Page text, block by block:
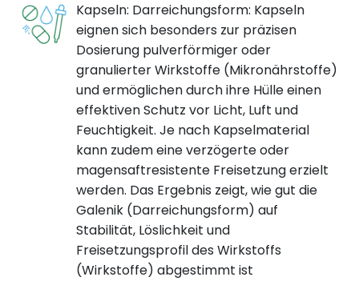
Kapseln: Darreichungsform: Kapseln
eignen sich besonders zur präzisen
Dosierung pulverförmiger oder
granulierter Wirkstoffe (Mikronährstoffe)
und ermöglichen durch ihre Hülle einen
effektiven Schutz vor Licht, Luft und
Feuchtigkeit. Je nach Kapselmaterial
kann zudem eine verzögerte oder
magensaftresistente Freisetzung erzielt
werden. Das Ergebnis zeigt, wie gut die
Galenik (Darreichungsform) auf
Stabilität, Löslichkeit und
Freisetzungsprofil des Wirkstoffs
(Wirkstoffe) abgestimmt ist